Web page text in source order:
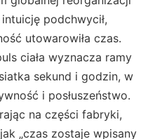
podchwycił,
utowarowiła czas.
ciała wyznacza ramy
sekund i godzin, w
i posłuszeństwo.
na części fabryki,
„czas zostaje wpisany